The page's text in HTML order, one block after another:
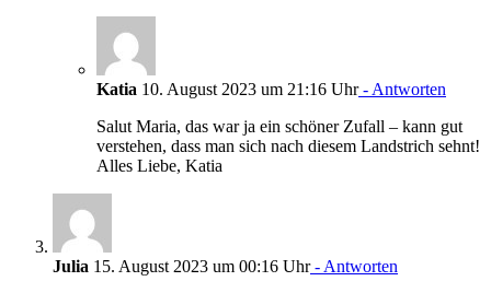
Katia 10. August 2023 um 21:16 Uhr- Antworten
Salut Maria, das war ja ein schöner Zufall – kann gut
verstehen, dass man sich nach diesem Landstrich sehnt!
Alles Liebe, Katia
Julia 15. August 2023 um 00:16 Uhr- Antworten